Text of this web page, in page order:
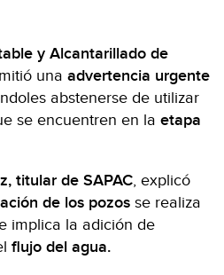
y Alcantarillado de
unaadvertencia urgente
abstenerse de utilizar
se encuentren en laetapa
titular de SAPAC, explicó
de los pozos se realiza
implica la adición de
flujo del agua.